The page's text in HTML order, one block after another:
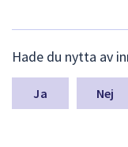
ä
m
a
Hade du nytta av
Nej